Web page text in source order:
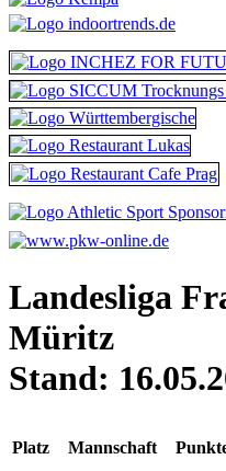
Landesliga
Müritz
Stand:
Platz Mannschaft